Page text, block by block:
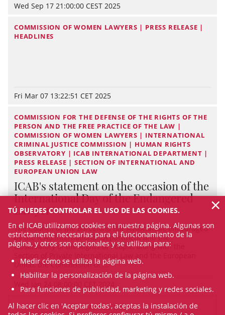
Wed Sep 17 21:00:00 CEST 2025
COMMISSION OF WOMEN LAWYERS | PRESS RELEASE |
HEADLINES
Fri Mar 07 13:22:51 CET 2025
COMMISSION FOR THE DEFENSE OF THE RIGHTS OF THE
PERSON AND THE FREE PRACTICE OF THE LAW |
COMMISSION OF WOMEN LAWYERS | INTERNATIONAL
CRIMINAL JUSTICE COMMISSION | HUMAN RIGHTS
OBSERVATORY | ICAB INTERNATIONAL DEPARTMENT |
PRESS RELEASE | SECTION OF INTERNATIONAL AND
EUROPEAN UNION LAW
ICAB's statement on the occasion of the
International Day of the Endangered
Lawyer
The Council of the Barcelona Bar Association, encouraged
by the ICAB International Department and the
Observatory of the Rights of People, along with the
Union, the Commission of ...
Wed Jan 24 08:00:00 CET 2024
SEE ALL NEWS
TÚ PUEDES CONTROLAR EL USO DE LAS COOKIES.
En el ICAB utilizamos cookies en nuestra página. Algunas son
estrictamente necesarias para el funcionamiento de la
página, y otros son opcionales y se utilizan para:
Medir cómo se utiliza la página web.
Habilitar la personalización de la página web.
Para funciones de publicidad, marketing y redes sociales.
Al hacer clic en 'Aceptar todas', aceptas la instalación de
×